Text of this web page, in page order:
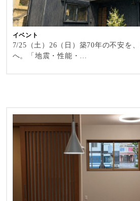
イベント
7/25（土）26（日）築70年の不安を
へ。「地震・性能・…